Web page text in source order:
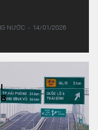
NƯỚC 14/01/2026
8